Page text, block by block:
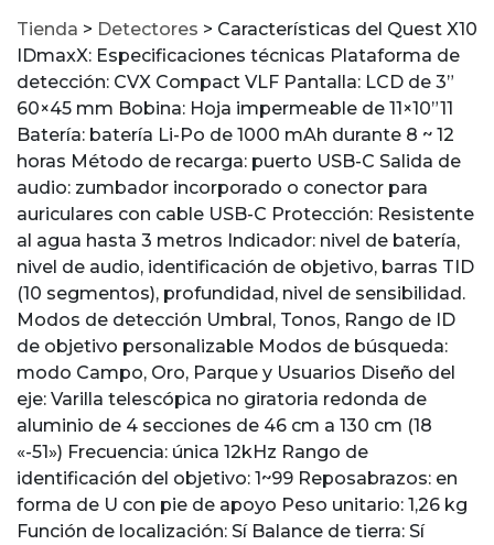
Tienda > Detectores > Características del Quest X10
IDmaxX: Especificaciones técnicas Plataforma de
detección: CVX Compact VLF Pantalla: LCD de 3”
60×45 mm Bobina: Hoja impermeable de 11×10”11
Batería: batería Li-Po de 1000 mAh durante 8 ~ 12
horas Método de recarga: puerto USB-C Salida de
audio: zumbador incorporado o conector para
auriculares con cable USB-C Protección: Resistente
al agua hasta 3 metros Indicador: nivel de batería,
nivel de audio, identificación de objetivo, barras TID
(10 segmentos), profundidad, nivel de sensibilidad.
Modos de detección Umbral, Tonos, Rango de ID
de objetivo personalizable Modos de búsqueda:
modo Campo, Oro, Parque y Usuarios Diseño del
eje: Varilla telescópica no giratoria redonda de
aluminio de 4 secciones de 46 cm a 130 cm (18
«-51») Frecuencia: única 12kHz Rango de
identificación del objetivo: 1~99 Reposabrazos: en
forma de U con pie de apoyo Peso unitario: 1,26 kg
Función de localización: Sí Balance de tierra: Sí